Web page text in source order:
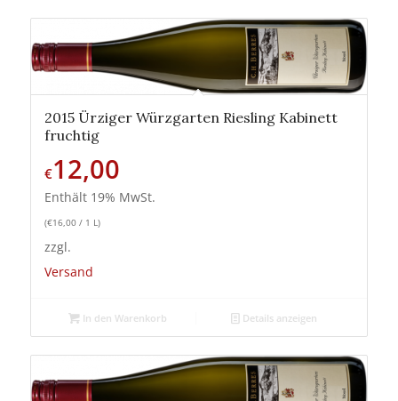
2015 Ürziger Würzgarten Riesling Kabinett
fruchtig
€12,00
Enthält 19% MwSt.
(€16,00/ 1 L)
zzgl.
Versand
In den Warenkorb Details anzeigen